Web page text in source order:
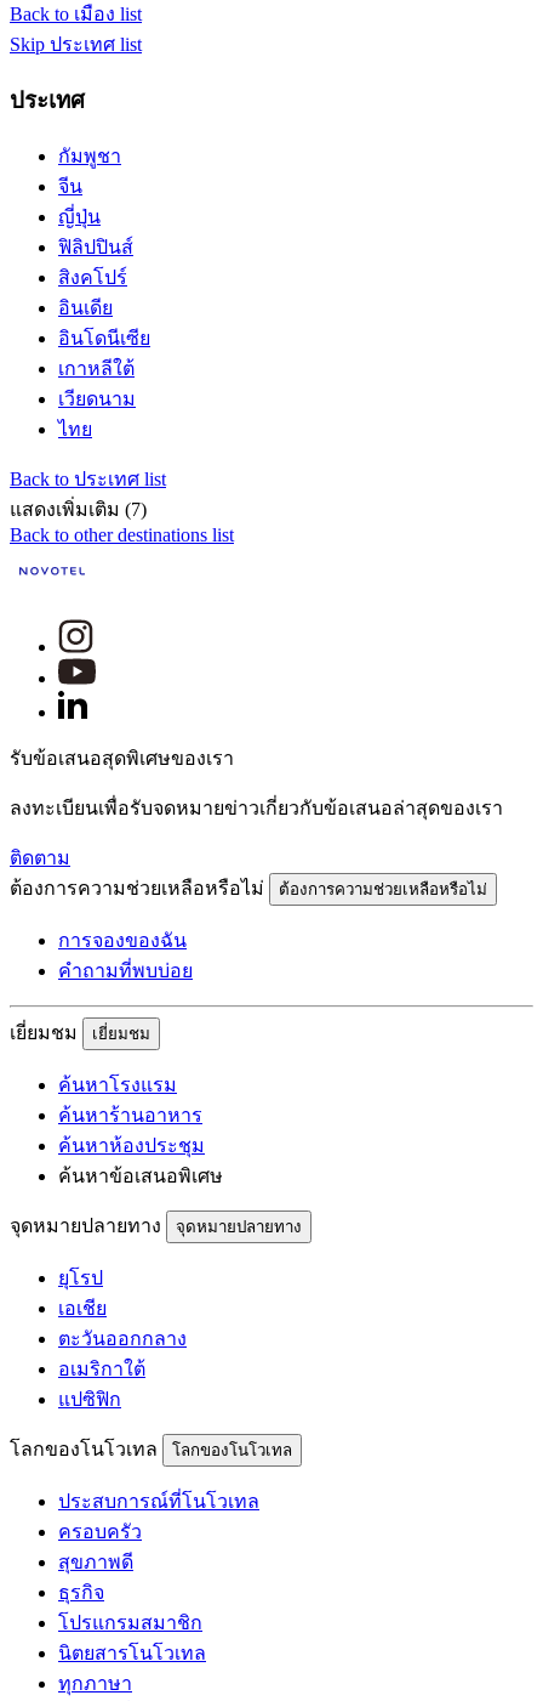
Back to เมือง list
Skip ประเทศ list
ประเทศ
กัมพูชา
จีน
ญี่ปุ่น
ฟิลิปปินส์
สิงคโปร์
อินเดีย
อินโดนีเซีย
เกาหลีใต้
เวียดนาม
ไทย
Back to ประเทศ list
แสดงเพิ่มเติม (7)
Back to other destinations list
รับข้อเสนอสุดพิเศษของเรา
ลงทะเบียนเพื่อรับจดหมายข่าวเกี่ยวกับข้อเสนอล่าสุดของเรา
ติดตาม
ต้องการความช่วยเหลือหรือไม่
ต้องการความช่วยเหลือหรือไม่
การจองของฉัน
คำถามที่พบบ่อย
เยี่ยมชม เยี่ยมชม
ค้นหาโรงแรม
ค้นหาร้านอาหาร
ค้นหาห้องประชุม
ค้นหาข้อเสนอพิเศษ
จุดหมายปลายทาง จุดหมายปลายทาง
ยุโรป
เอเชีย
ตะวันออกกลาง
อเมริกาใต้
แปซิฟิก
โลกของโนโวเทล โลกของโนโวเทล
ประสบการณ์ที่โนโวเทล
ครอบครัว
สุขภาพดี
ธุรกิจ
โปรแกรมสมาชิก
นิตยสารโนโวเทล
ทุกภาษา